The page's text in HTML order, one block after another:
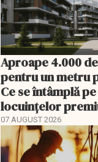
Aproape 4.000
pentru un metru
Ce se întâmplă
locuințelor
07 AUGUST 2026